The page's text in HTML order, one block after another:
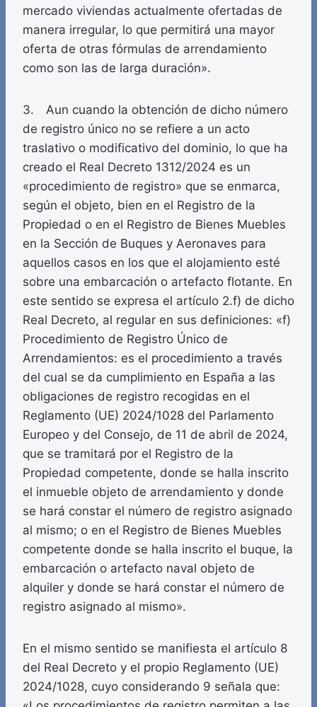
mercado viviendas actualmente ofertadas de
manera irregular, lo que permitirá una mayor
oferta de otras fórmulas de arrendamiento
como son las de larga duración».
3. Aun cuando la obtención de dicho número
de registro único no se refiere a un acto
traslativo o modificativo del dominio, lo que ha
creado el Real Decreto 1312/2024 es un
«procedimiento de registro» que se enmarca,
según el objeto, bien en el Registro de la
Propiedad o en el Registro de Bienes Muebles
en la Sección de Buques y Aeronaves para
aquellos casos en los que el alojamiento esté
sobre una embarcación o artefacto flotante. En
este sentido se expresa el artículo 2.f) de dicho
Real Decreto, al regular en sus definiciones: «f)
Procedimiento de Registro Único de
Arrendamientos: es el procedimiento a través
del cual se da cumplimiento en España a las
obligaciones de registro recogidas en el
Reglamento (UE) 2024/1028 del Parlamento
Europeo y del Consejo, de 11 de abril de 2024,
que se tramitará por el Registro de la
Propiedad competente, donde se halla inscrito
el inmueble objeto de arrendamiento y donde
se hará constar el número de registro asignado
al mismo; o en el Registro de Bienes Muebles
competente donde se halla inscrito el buque, la
embarcación o artefacto naval objeto de
alquiler y donde se hará constar el número de
registro asignado al mismo».
En el mismo sentido se manifiesta el artículo 8
del Real Decreto y el propio Reglamento (UE)
2024/1028, cuyo considerando 9 señala que: